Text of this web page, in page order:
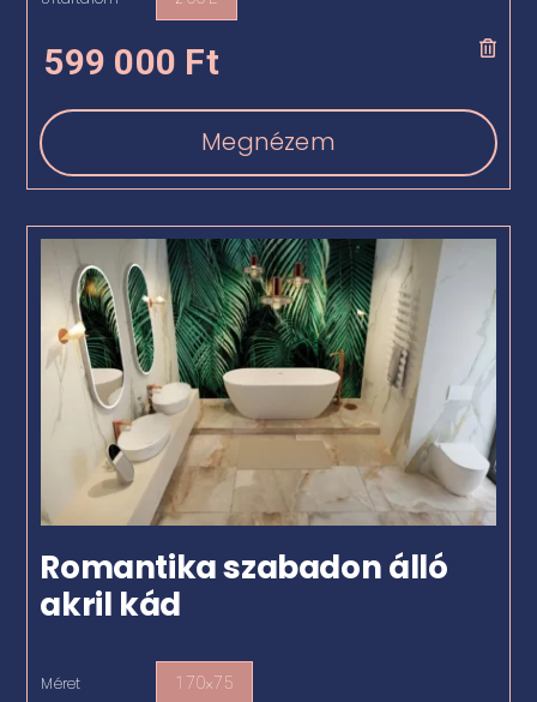
599 000 Ft
Megnézem
Romantika szabadon álló
akril kád
Méret 170×75